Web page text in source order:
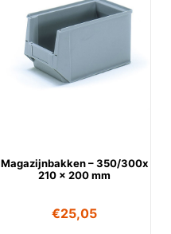
Magazijnbakken – 350/300x
210 x 200 mm
€25,05